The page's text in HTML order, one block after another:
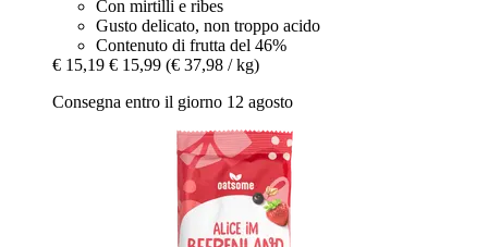
Con mirtilli e ribes
Gusto delicato, non troppo acido
Contenuto di frutta del 46%
€ 15,19 € 15,99 (€ 37,98 / kg)
Consegna entro il giorno 12 agosto